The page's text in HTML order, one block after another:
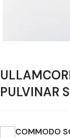
PULVINAR
COMMODO